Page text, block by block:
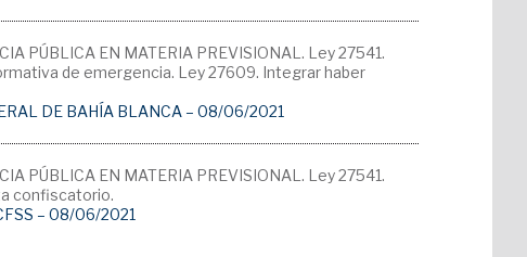
PÚBLICA EN MATERIA PREVISIONAL. Ley 27541.
de emergencia. Ley 27609. Integrar haber
DE BAHÍA BLANCA – 08/06/2021
PÚBLICA EN MATERIA PREVISIONAL. Ley 27541.
confiscatorio.
– 08/06/2021